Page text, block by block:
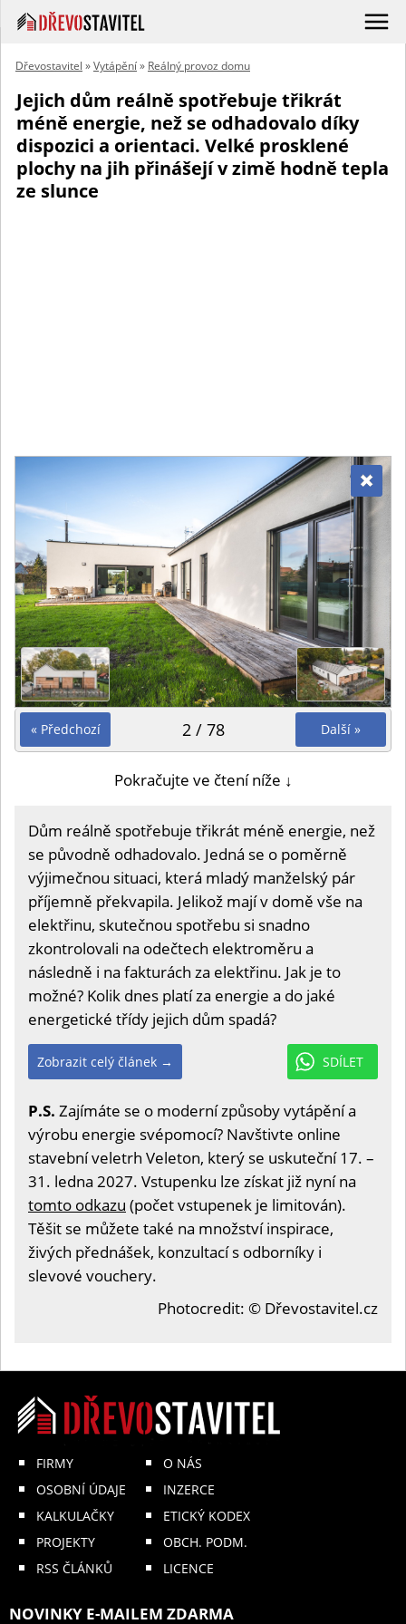
Dřevostavitel »Vytápění» Reálný provoz domu
Jejich dům reálně spotřebuje třikrát
méně energie, než se odhadovalo díky
dispozici a orientaci. Velké prosklené
plochy na jih přinášejí v zimě hodně tepla
ze slunce
« Předchozí Další »
2 / 78
Pokračujte ve čtení níže ↓
Dům reálně spotřebuje třikrát méně energie, než
se původně odhadovalo. Jedná se o poměrně
výjimečnou situaci, která mladý manželský pár
příjemně překvapila. Jelikož mají v domě vše na
elektřinu, skutečnou spotřebu si snadno
zkontrolovali na odečtech elektroměru a
následně i na fakturách za elektřinu. Jak je to
možné? Kolik dnes platí za energie a do jaké
energetické třídy jejich dům spadá?
SDÍLET
Zobrazit celý článek →
P.S. Zajímáte se o moderní způsoby vytápění a
výrobu energie svépomocí? Navštivte online
stavební veletrh Veleton, který se uskuteční 17. –
31. ledna 2027. Vstupenku lze získat již nyní na
tomto odkazu (počet vstupenek je limitován).
Těšit se můžete také na množství inspirace,
živých přednášek, konzultací s odborníky i
slevové vouchery.
Photocredit: © Dřevostavitel.cz
FIRMY
OSOBNÍ ÚDAJE
KALKULAČKY
PROJEKTY
RSS ČLÁNKŮ
O NÁS
INZERCE
ETICKÝ KODEX
OBCH. PODM.
LICENCE
NOVINKY E-MAILEM ZDARMA